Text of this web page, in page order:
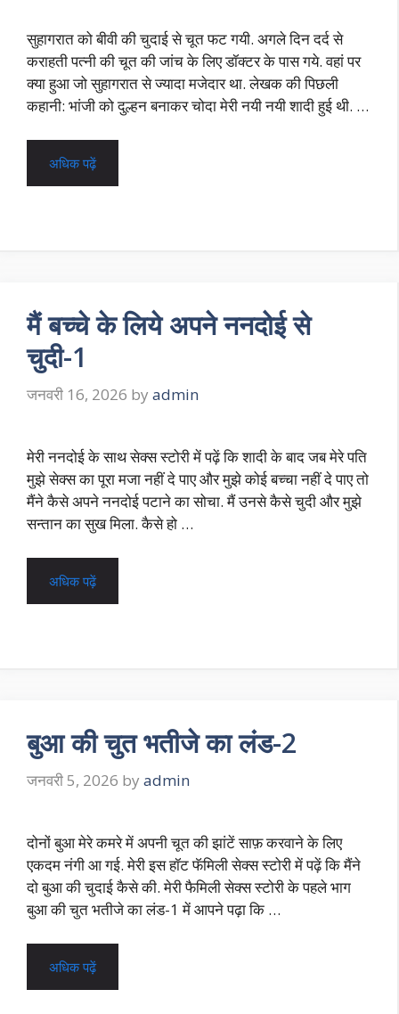
सुहागरात को बीवी की चुदाई से चूत फट गयी. अगले दिन दर्द से
कराहती पत्नी की चूत की जांच के लिए डॉक्टर के पास गये. वहां पर
क्या हुआ जो सुहागरात से ज्यादा मजेदार था. लेखक की पिछली
कहानी: भांजी को दुल्हन बनाकर चोदा मेरी नयी नयी शादी हुई थी. …
अधिक पढ़ें
मैं बच्चे के लिये अपने ननदोई से
चुदी-1
जनवरी 16, 2026 by admin
मेरी ननदोई के साथ सेक्स स्टोरी में पढ़ें कि शादी के बाद जब मेरे पति
मुझे सेक्स का पूरा मजा नहीं दे पाए और मुझे कोई बच्चा नहीं दे पाए तो
मैंने कैसे अपने ननदोई पटाने का सोचा. मैं उनसे कैसे चुदी और मुझे
सन्तान का सुख मिला. कैसे हो …
अधिक पढ़ें
बुआ की चुत भतीजे का लंड-2
जनवरी 5, 2026 by admin
दोनों बुआ मेरे कमरे में अपनी चूत की झांटें साफ़ करवाने के लिए
एकदम नंगी आ गई. मेरी इस हॉट फॅमिली सेक्स स्टोरी में पढ़ें कि मैंने
दो बुआ की चुदाई कैसे की. मेरी फैमिली सेक्स स्टोरी के पहले भाग
बुआ की चुत भतीजे का लंड-1 में आपने पढ़ा कि …
अधिक पढ़ें